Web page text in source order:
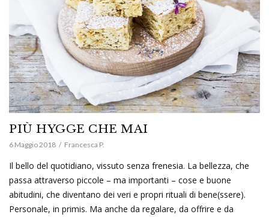
PIÙ HYGGE CHE MAI
6 Maggio 2018 Francesca P.
Il bello del quotidiano, vissuto senza frenesia. La bellezza, che
passa attraverso piccole – ma importanti – cose e buone
abitudini, che diventano dei veri e propri rituali di bene(ssere).
Personale, in primis. Ma anche da regalare, da offrire e da